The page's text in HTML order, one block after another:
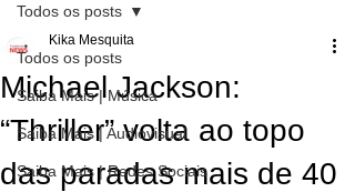
Todos os posts
Saiba Mais | Música
Saiba Mais | Audiovisual
Saiba Mais | Redes Sociais
Todos os posts
Michael Jackson:
“Thriller” volta ao topo
das paradas mais de 40
Kika Mesquita